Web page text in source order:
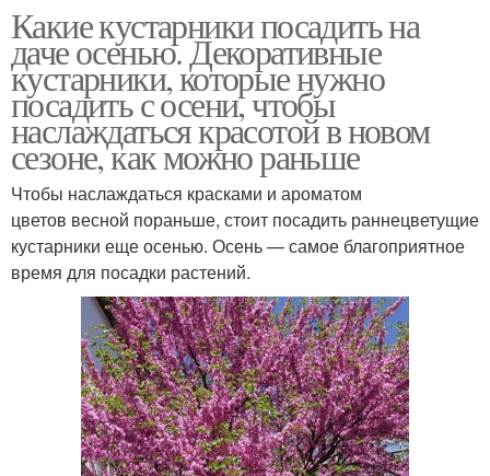
Какие кустарники посадить на
даче осенью. Декоративные
кустарники, которые нужно
посадить с осени, чтобы
наслаждаться красотой в новом
сезоне, как можно раньше
Чтобы наслаждаться красками и ароматом
цветов весной пораньше, стоит посадить раннецветущие
кустарники еще осенью. Осень — самое благоприятное
время для посадки растений.